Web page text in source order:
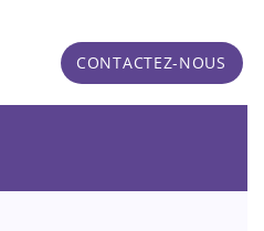
CONTACTEZ-NOUS